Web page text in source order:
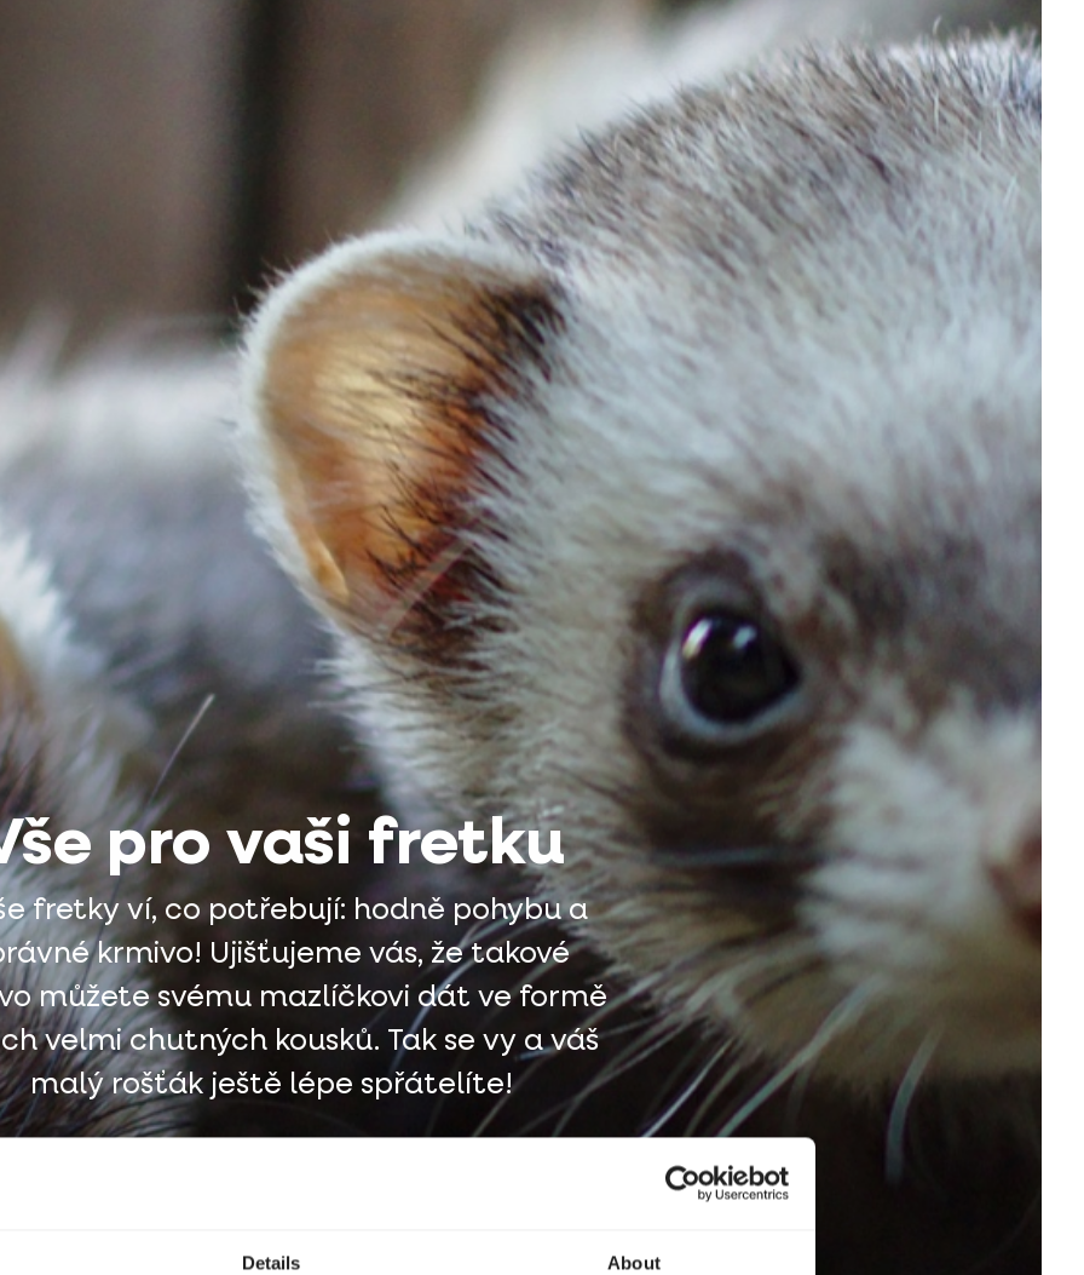
Details About
pro vaši fretku
fretky ví, co potřebují: hodně pohybu a
krmivo! Ujišťujeme vás, že takové
můžete svému mazlíčkovi dát ve formě
velmi chutných kousků. Tak se vy a váš
malý rošťák ještě lépe spřátelíte!